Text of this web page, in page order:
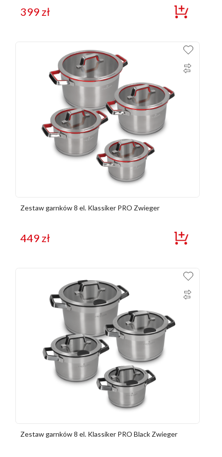
399zł
Zestaw garnków 8 el. Klassiker PRO Zwieger
449zł
Zestaw garnków 8 el. Klassiker PRO Black Zwieger